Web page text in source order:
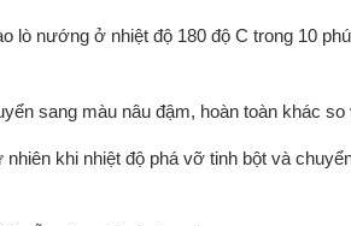
lò nướng ở nhiệt độ 180 độ C trong 10
sang màu nâu đậm, hoàn toàn khác
khi nhiệt độ phá vỡ tinh bột và